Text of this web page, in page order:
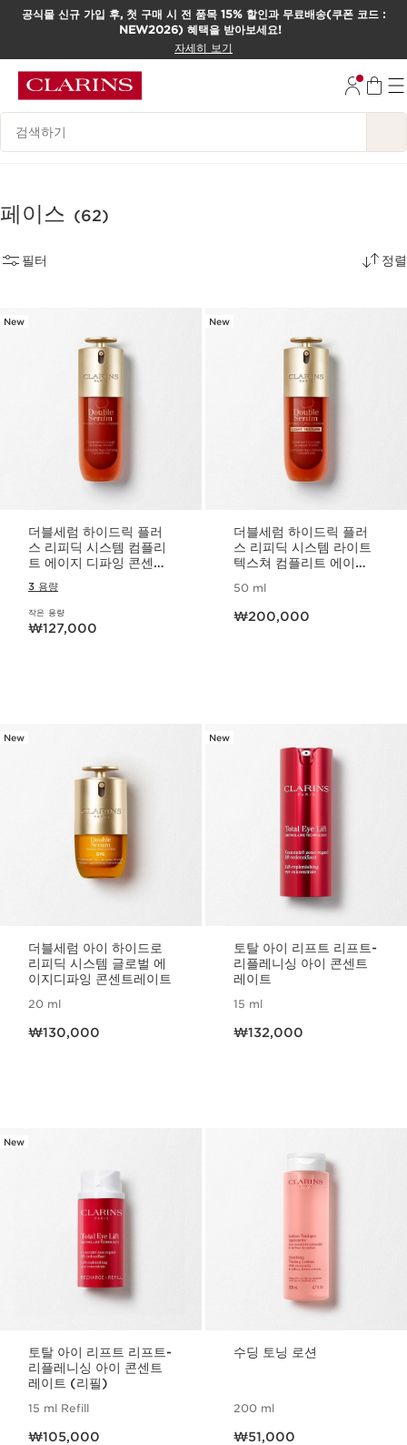
컨텐츠로 이동하기
공식몰 신규 가입 후, 첫 구매 시 전 품목 15% 할인과 무료배송(쿠폰 코드 :
NEW2026) 혜택을 받아보세요!
자세히 보기
범례 검색하기
페이스 (62)
필터 정렬
New
더블세럼 하이드릭 플러
스 리피딕 시스템 컴플리
트 에이지 디파잉 콘센트
3 용량
작은 용량
현재 가격 ₩127,000
₩127,000
New
더블세럼 하이드릭 플러
스 리피딕 시스템 라이트
텍스쳐 컴플리트 에이지
50 ml
₩200,000
New
더블세럼 아이 하이드로
리피딕 시스템 글로벌 에
이지디파잉 콘센트레이트
20 ml
₩130,000
New
토탈 아이 리프트 리프트-
리플레니싱 아이 콘센트
레이트
15 ml
₩132,000
New
토탈 아이 리프트 리프트-
리플레니싱 아이 콘센트
레이트 (리필)
15 ml Refill
₩105,000
수딩 토닝 로션
200 ml
₩51,000